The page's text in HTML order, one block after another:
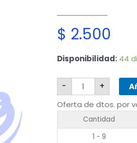
$ 2.500
Disponibilidad: 44
-
Xiaomi
Redmi
13
5G
cantidad
+
Oferta de dtos. por
Cantidad
1 - 9